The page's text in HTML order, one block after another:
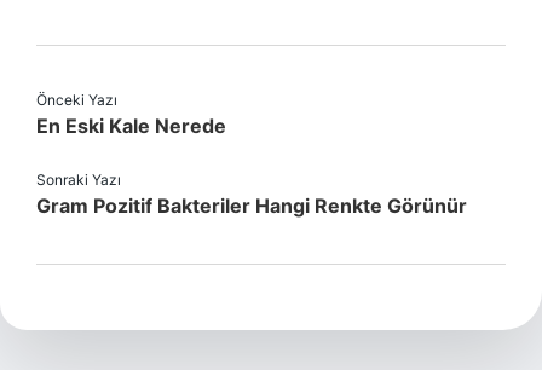
Önceki Yazı
En Eski Kale Nerede
Sonraki Yazı
Gram Pozitif Bakteriler Hangi Renkte Görünür